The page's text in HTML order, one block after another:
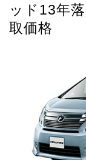
ッド13年
取価格